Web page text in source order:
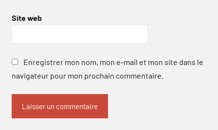
Site web
Enregistrer mon nom, mon e-mail et mon site dans le
navigateur pour mon prochain commentaire.